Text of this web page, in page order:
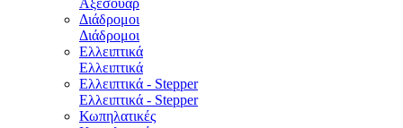
Αξεσουάρ
Διάδρομοι
Διάδρομοι
Ελλειπτικά
Ελλειπτικά
Ελλειπτικά - Stepper
Ελλειπτικά - Stepper
Κωπηλατικές